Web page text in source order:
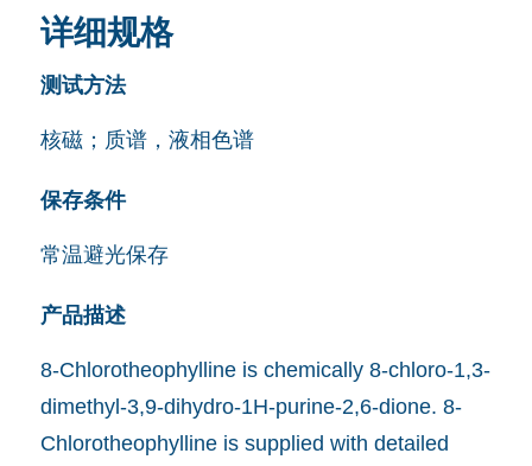
详细规格
测试方法
核磁；质谱，液相色谱
保存条件
常温避光保存
产品描述
8-Chlorotheophylline is chemically 8-chloro-1,3-
dimethyl-3,9-dihydro-1H-purine-2,6-dione. 8-
Chlorotheophylline is supplied with detailed